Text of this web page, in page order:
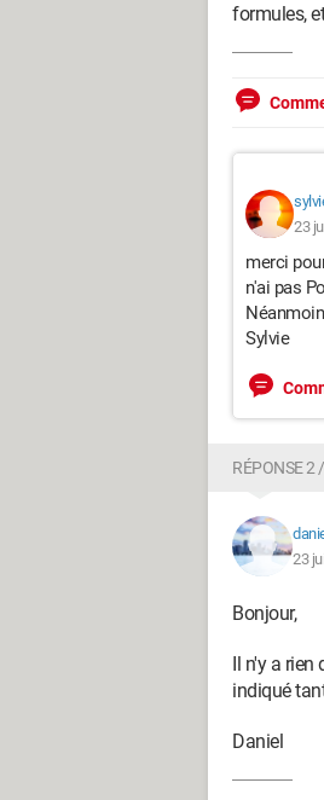
formules,
23
merci
n'ai pas
Sylvie
RÉPONSE 2
23
Bonjour,
Il n'y a rien
indiqué
Daniel